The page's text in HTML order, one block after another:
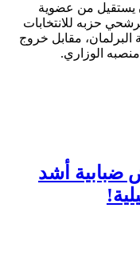
يستقيل من عضوية
حزبه للانتخابات
البرلمان، مقابل خروج
الوزاري.
ضبابية أشد